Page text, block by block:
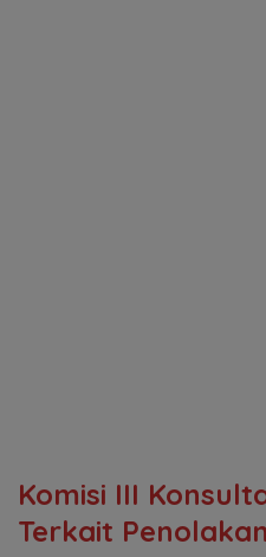
‎Komisi III
Terkait